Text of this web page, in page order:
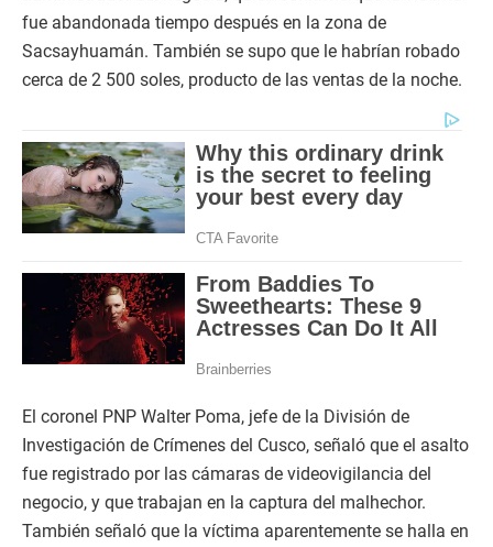
fue abandonada tiempo después en la zona de
Sacsayhuamán. También se supo que le habrían robado
cerca de 2 500 soles, producto de las ventas de la noche.
El coronel PNP Walter Poma, jefe de la División de
Investigación de Crímenes del Cusco, señaló que el asalto
fue registrado por las cámaras de videovigilancia del
negocio, y que trabajan en la captura del malhechor.
También señaló que la víctima aparentemente se halla en